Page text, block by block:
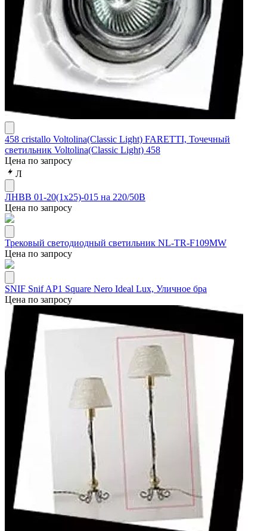
458 cristallo Voltolina(Classic Light) FARETTI, Точечный
светильник Voltolina(Classic Light) 458
Цена по запросу
Л
ЛНВВ 01-20(1х25)-015 на 220/50В
Цена по запросу
Трековый светодиодный светильник NL-TR-F109MW
Цена по запросу
SNIF Snif AP1 Square Nero Ideal Lux, Уличное бра
Цена по запросу